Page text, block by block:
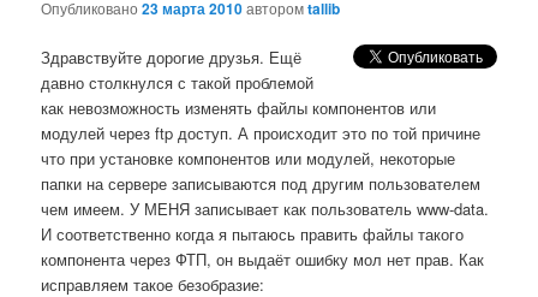
Опубликовано23 марта 2010авторомtallib
Здравствуйте дорогие друзья. Ещё
давно столкнулся с такой проблемой
как невозможность изменять файлы компонентов или
модулей через ftp доступ. А происходит это по той причине
что при установке компонентов или модулей, некоторые
папки на сервере записываются под другим пользователем
чем имеем. У МЕНЯ записывает как пользователь www-data.
И соответственно когда я пытаюсь править файлы такого
компонента через ФТП, он выдаёт ошибку мол нет прав. Как
исправляем такое безобразие: